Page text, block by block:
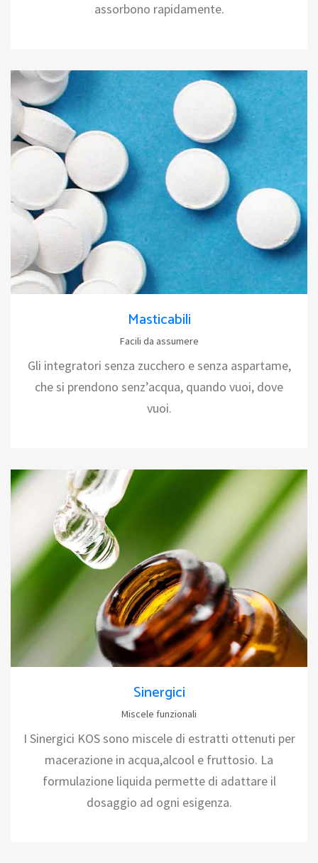
assorbono rapidamente.
Masticabili
Facili da assumere
Gli integratori senza zucchero e senza aspartame,
che si prendono senz’acqua, quando vuoi, dove
vuoi.
Sinergici
Miscele funzionali
I Sinergici KOS sono miscele di estratti ottenuti per
macerazione in acqua,alcool e fruttosio. La
formulazione liquida permette di adattare il
dosaggio ad ogni esigenza.